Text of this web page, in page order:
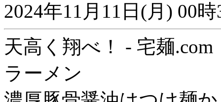
2024年11月11日(月) 00
天高く翔べ！ - 宅麺.com
ラーメン